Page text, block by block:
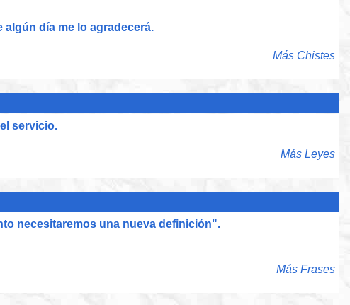
algún día me lo agradecerá.
Más Chistes
servicio.
Más Leyes
necesitaremos una nueva definición".
Más Frases